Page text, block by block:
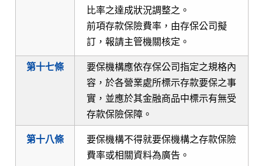
比率之達成狀況調整之。
前項存款保險費率，由存保公司擬
訂，報請主管機關核定。
第十七條
要保機構應依存保公司指定之規格內
容，於各營業處所標示存款要保之事
實，並應於其金融商品中標示有無受
存款保險保障。
第十八條
要保機構不得就要保機構之存款保險
費率或相關資料為廣告。